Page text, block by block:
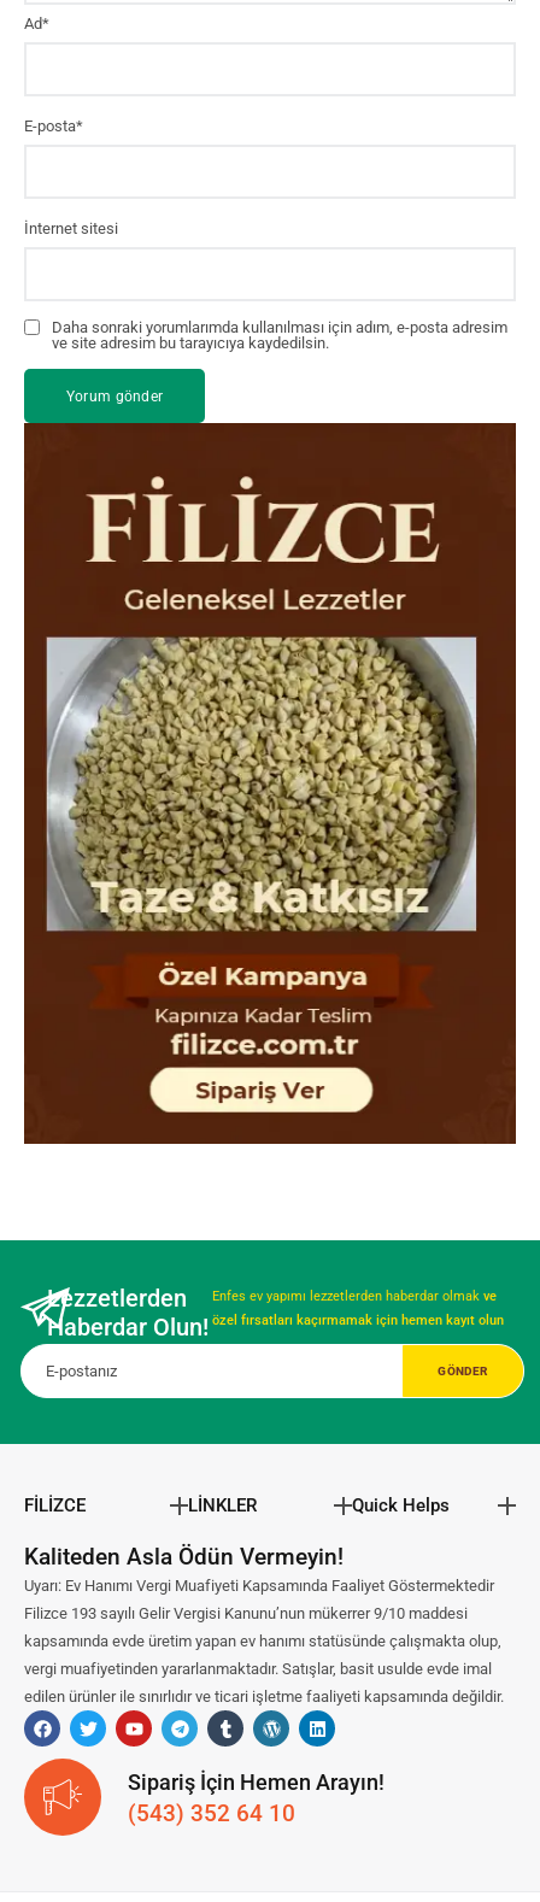
Ad*
E-posta*
İnternet sitesi
Daha sonraki yorumlarımda kullanılması için adım, e-posta adresim
ve site adresim bu tarayıcıya kaydedilsin.
Lezzetlerden
Haberdar Olun!
Enfes ev yapımı lezzetlerden haberdar olmak ve
özel fırsatları kaçırmamak için hemen kayıt olun
FİLİZCE LİNKLER Quick Helps
Kaliteden Asla Ödün Vermeyin!
Uyarı: Ev Hanımı Vergi Muafiyeti Kapsamında Faaliyet Göstermektedir
Filizce 193 sayılı Gelir Vergisi Kanunu’nun mükerrer 9/10 maddesi
kapsamında evde üretim yapan ev hanımı statüsünde çalışmakta olup,
vergi muafiyetinden yararlanmaktadır. Satışlar, basit usulde evde imal
edilen ürünler ile sınırlıdır ve ticari işletme faaliyeti kapsamında değildir.
Sipariş İçin Hemen Arayın!
(543) 352 64 10